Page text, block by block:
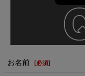
お名前 [必須]